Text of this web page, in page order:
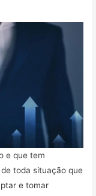
e que tem
toda situação que
e tomar